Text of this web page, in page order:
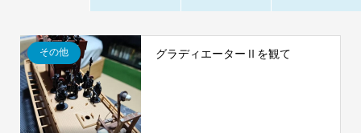
その他 グラディエーターⅡを観て